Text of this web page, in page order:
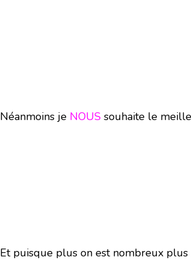
Néanmoins je NOUS souhaite le
Et puisque plus on est nombreux plus